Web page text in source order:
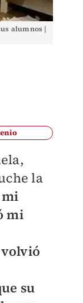
alumnos |
la
mi
su